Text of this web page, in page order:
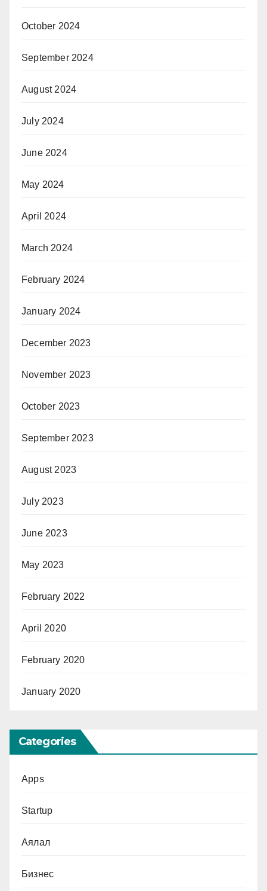
October 2024
September 2024
August 2024
July 2024
June 2024
May 2024
April 2024
March 2024
February 2024
January 2024
December 2023
November 2023
October 2023
September 2023
August 2023
July 2023
June 2023
May 2023
February 2022
April 2020
February 2020
January 2020
Categories
Apps
Startup
Аялал
Бизнес